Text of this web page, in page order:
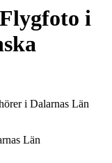
i
i Dalarnas Län
Län